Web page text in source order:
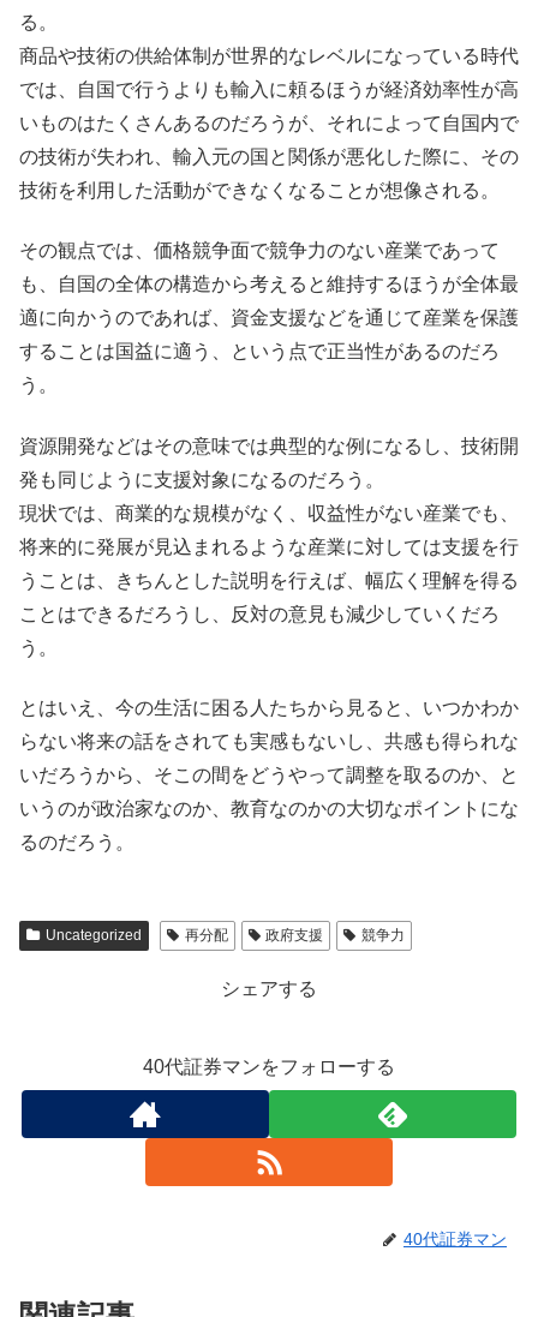
る。
商品や技術の供給体制が世界的なレベルになっている時代
では、自国で行うよりも輸入に頼るほうが経済効率性が高
いものはたくさんあるのだろうが、それによって自国内で
の技術が失われ、輸入元の国と関係が悪化した際に、その
技術を利用した活動ができなくなることが想像される。
その観点では、価格競争面で競争力のない産業であって
も、自国の全体の構造から考えると維持するほうが全体最
適に向かうのであれば、資金支援などを通じて産業を保護
することは国益に適う、という点で正当性があるのだろ
う。
資源開発などはその意味では典型的な例になるし、技術開
発も同じように支援対象になるのだろう。
現状では、商業的な規模がなく、収益性がない産業でも、
将来的に発展が見込まれるような産業に対しては支援を行
うことは、きちんとした説明を行えば、幅広く理解を得る
ことはできるだろうし、反対の意見も減少していくだろ
う。
とはいえ、今の生活に困る人たちから見ると、いつかわか
らない将来の話をされても実感もないし、共感も得られな
いだろうから、そこの間をどうやって調整を取るのか、と
いうのが政治家なのか、教育なのかの大切なポイントにな
るのだろう。
Uncategorized 再分配 政府支援 競争力
シェアする
40代証券マンをフォローする
40代証券マン